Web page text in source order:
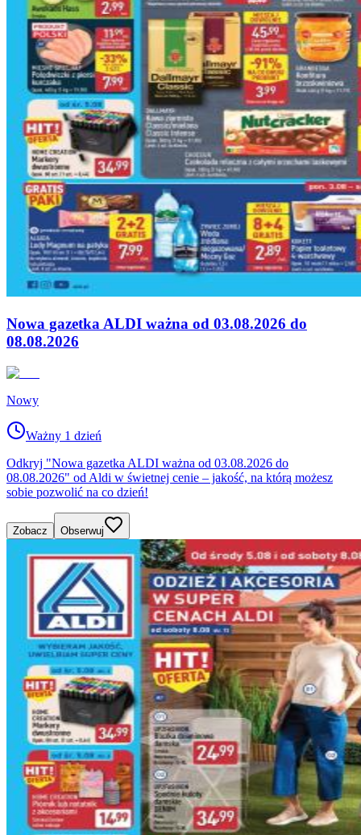
Nowa gazetka ALDI ważna od 03.08.2026 do
08.08.2026
Nowy
Ważny 1 dzień
Odkryj "Nowa gazetka ALDI ważna od 03.08.2026 do
08.08.2026" od Aldi w świetnej cenie – jakość, na którą możesz
sobie pozwolić na co dzień!
Zobacz Obserwuj